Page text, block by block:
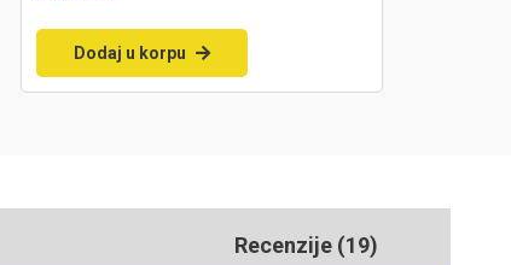
Dodaj u korpu
Recenzije (19)